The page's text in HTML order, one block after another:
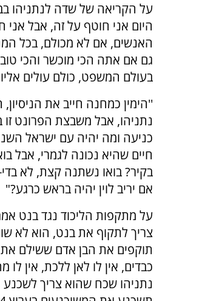
על הקריאה של שדה לנתניהו
היום אני חוטף על זה, אבל אני
האנשים, אם לא מכולם, בכל
גם אם אתה הכי מוכשר והכי
בעולם המשפט, כולם עולים
''הימין כמחנה חייב את
נתניהו, אבל משבצת הפרונט זו
כניעה ומה יהיה עם ישראל
חיים שהיא נכונה לגמרי, אבל
בקיר? בואו נשתנה קצת, לא
אם יריב לוין יהיה בראש כרגע?"
על מתקפות הליכוד נגד בנט
צריך לתקוף את בנט, הוא לא
תוקפים את הבן אדם ששילם
כבדים, אין לו לאן ללכת, אין
נתניהו שכח שהוא צריך